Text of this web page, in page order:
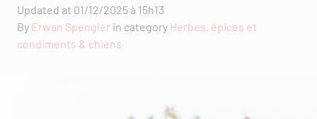
Updated at 01/12/2025 à 15h13
By Erwan Spengler in category Herbes, épices et
condiments & chiens